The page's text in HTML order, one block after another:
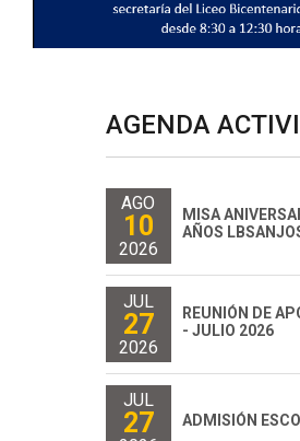
AGENDA
AGO
10
2026
MISA
AÑOS
JUL
27
2026
REUNIÓN DE
- JULIO 2026
JUL
27 ADMISIÓN